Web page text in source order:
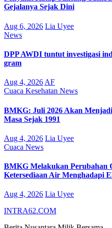
Gejalanya Sejak Dini
Aug 6, 2026 Lia Uyee
News
DPP AWDI tuntut investigasi
gram
Aug 4, 2026 AF
Cuaca Kesehatan News
BMKG: Juli 2026 Akan
Masa Sejak 1991
Aug 4, 2026 Lia Uyee
Cuaca News
BMKG Melakukan Perubahan
Ketersediaan Air Menghadapi
Aug 4, 2026 Lia Uyee
INTRA62.COM